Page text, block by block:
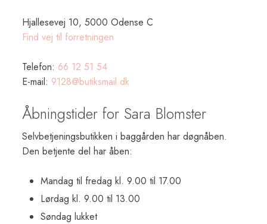
Hjallesevej 10, 5000 Odense C
Find vej til forretningen​​
Telefon: 66 12 51 54​
E-mail: 9128@butiksmail.dk
​Åbningstid​er for Sara Blomster
Selvbetjeningsbutikken i baggården har døgnåben.
Den betjente del har åben:
Mandag til fredag kl. 9.00 til 17.00
​Lørdag kl. 9.00 til 13.00
​Søndag lukket